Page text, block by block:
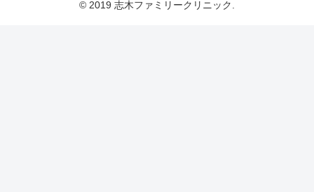
© 2019 志木ファミリークリニック.